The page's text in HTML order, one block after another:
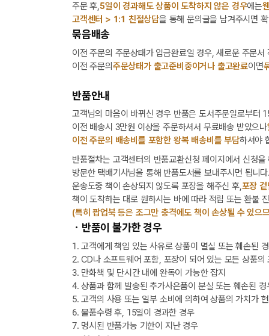
주문 후,5일이 경과해도 상품이 도착하지 않은 경우에는
고객센터 > 1:1 친절상담을 통해 문의글을 남겨주시면
묶음배송
이전 주문의 주문상태가 입금완료일 경우, 새로운 주문
이전 주문의 주문상태가 출고준비중이거나 출고완료이면
반품안내
고객님의 마음이 바뀌신 경우 반품은 도서주문일로부터
이전 배송시 3만원 이상을 주문하셔서 무료배송 받았으나
이전 주문의 배송비를 포함한 왕복 배송비를 부담하셔야
반품절차는 고객센터의 반품교환신청 페이지에서 신청
방문한 택배기사님을 통해 반품도서를 보내주시면 됩니
운송도중 책이 손상되지 않도록 포장을 해주신 후,포장
책이 도착하는 대로 원하시는 바에 따라 적립 또는 환불
(특히 팝업북 등은 조그만 충격에도 책이 손상될 수 있으
ㆍ반품이 불가한 경우
1. 고객에게 책임 있는 사유로 상품이 멸실 또는 훼손된
2. CD나 소프트웨어 포함, 포장이 되어 있는 모든 상품의
3. 만화책 및 단시간 내에 완독이 가능한 잡지
4. 상품과 함께 발송된 추가사은품이 분실 또는 훼손된 경
5. 고객의 사용 또는 일부 소비에 의하여 상품의 가치가
6. 물품수령 후, 15일이 경과한 경우
7. 명시된 반품가능 기한이 지난 경우